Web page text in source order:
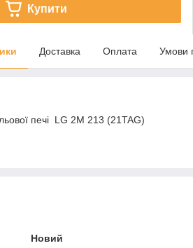
Купити
Доставка Оплата Умови
печі LG 2M 213 (21TAG)
Новий